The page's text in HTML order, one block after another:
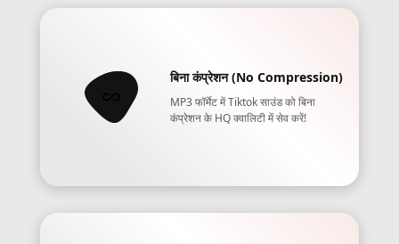
बिना कंप्रेशन (No Compression)
MP3 फॉर्मेट में Tiktok साउंड को बिना
कंप्रेशन के HQ क्वालिटी में सेव करें!